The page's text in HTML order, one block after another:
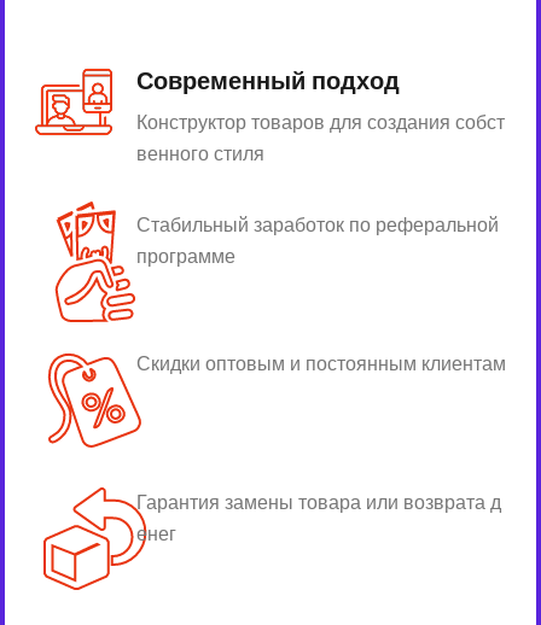
Современный подход
Конструктор товаров для создания собст
венного стиля
Стабильный заработок по реферальной
программе
Скидки оптовым и постоянным клиентам
Гарантия замены товара или возврата д
енег